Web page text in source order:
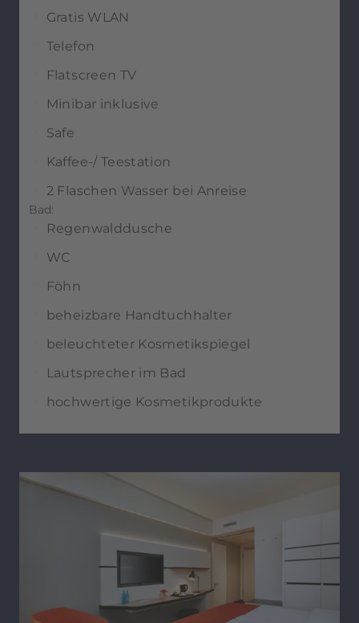
Gratis WLAN
Telefon
Flatscreen TV
Minibar inklusive
Safe
Kaffee-/ Teestation
2 Flaschen Wasser bei Anreise
Bad:
Regenwalddusche
WC
Föhn
beheizbare Handtuchhalter
beleuchteter Kosmetikspiegel
Lautsprecher im Bad
hochwertige Kosmetikprodukte